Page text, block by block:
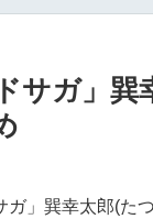
サガ」
」巽幸太郎(た